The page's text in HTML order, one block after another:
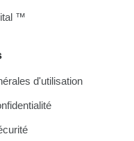
d'utilisation
™